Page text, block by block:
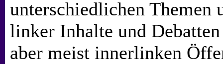
unterschiedlichen Themen
linker Inhalte und
aber meist innerlinken